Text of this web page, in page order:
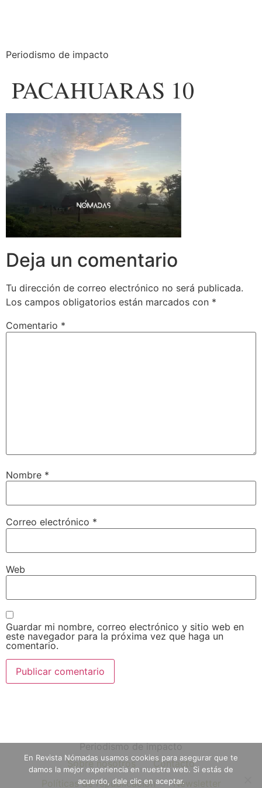
Periodismo de impacto
PACAHUARAS 10
Deja un comentario
Tu dirección de correo electrónico no será publicada.
Los campos obligatorios están marcados con *
Comentario *
Nombre *
Correo electrónico *
Web
Guardar mi nombre, correo electrónico y sitio web en
este navegador para la próxima vez que haga un
comentario.
Periodismo de impacto
Sobre nosotros
Contacto
Políticas de republicación
Newsletter
En Revista Nómadas usamos cookies para asegurar que te
damos la mejor experiencia en nuestra web. Si estás de
acuerdo, dale clic en aceptar.